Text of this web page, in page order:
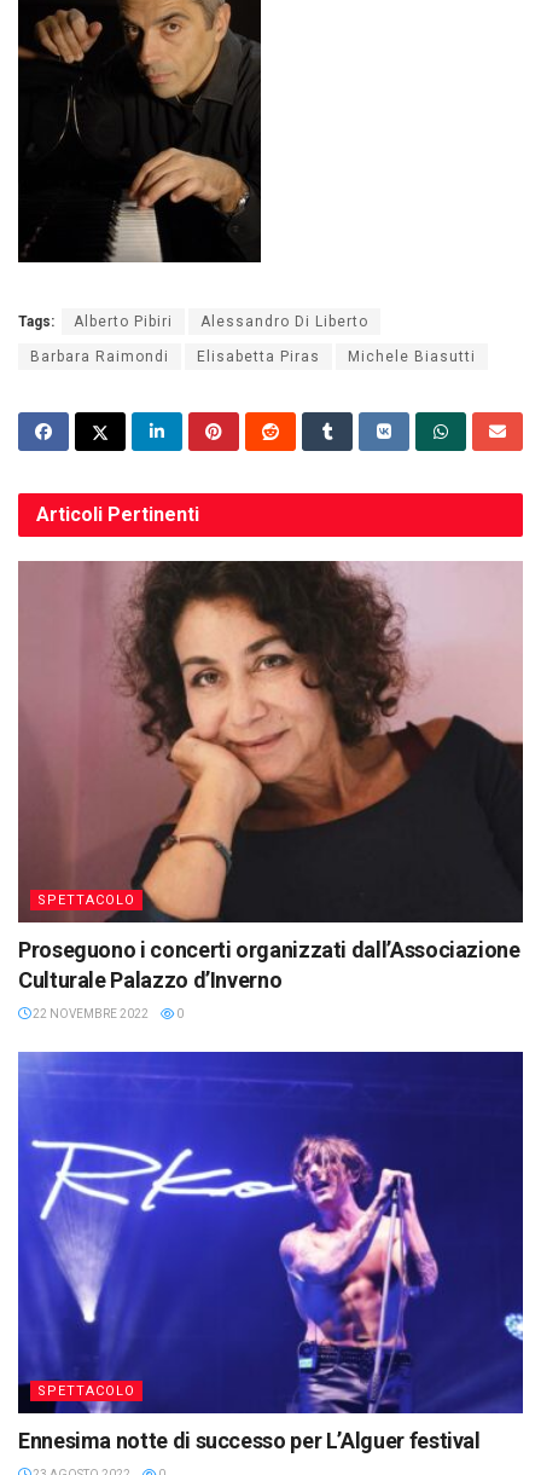
Tags: Alberto Pibiri Alessandro Di Liberto
Barbara Raimondi Elisabetta Piras Michele Biasutti
Articoli Pertinenti
SPETTACOLO
Proseguono i concerti organizzati dall’Associazione
Culturale Palazzo d’Inverno
22 NOVEMBRE 2022 0
SPETTACOLO
Ennesima notte di successo per L’Alguer festival